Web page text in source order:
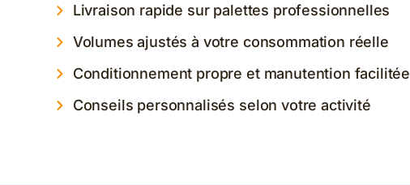
Livraison rapide sur palettes professionnelles
Volumes ajustés à votre consommation réelle
Conditionnement propre et manutention facilitée
Conseils personnalisés selon votre activité